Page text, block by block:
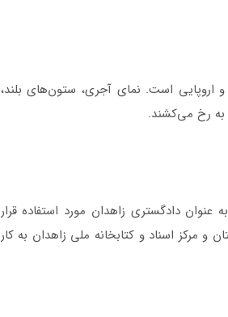
اروپایی است. نمای آجری، ستون‌های بلند،
به رخ می‌کشند.
دادگستری زاهدان مورد استفاده قرار
مرکز اسناد و کتابخانه ملی زاهدان به کار